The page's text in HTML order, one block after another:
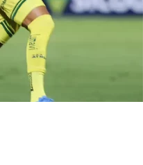
horário e escalações do
sexta-feira; saiba o motivo